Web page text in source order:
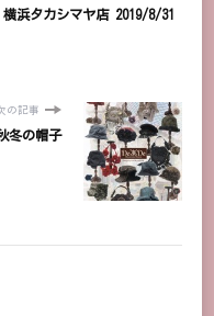
浜タカシマヤ店 2019/8/31
の記事
冬の帽子